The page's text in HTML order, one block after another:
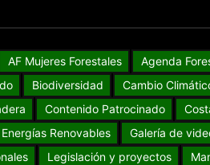
AF Mujeres Forestales Agenda
Biodiversidad Cambio
Contenido Patrocinado
Energías Renovables Galería de
Legislación y proyectos